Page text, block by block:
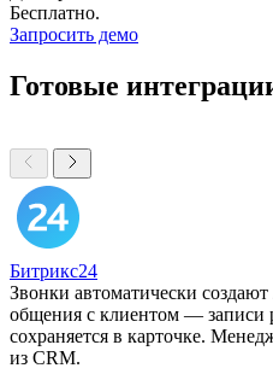
Бесплатно.
Запросить демо
Готовые
Битрикс24
Звонки автоматически
общения с клиентом — записи
сохраняется в карточке.
из CRM.